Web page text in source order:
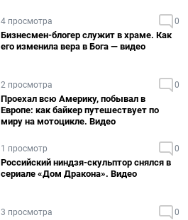
4 просмотра 0
Бизнесмен-блогер служит в храме. Как
его изменила вера в Бога — видео
2 просмотра 0
Проехал всю Америку, побывал в
Европе: как байкер путешествует по
миру на мотоцикле. Видео
1 просмотр 0
Российский ниндзя-скульптор снялся в
сериале «Дом Дракона». Видео
3 просмотра 0